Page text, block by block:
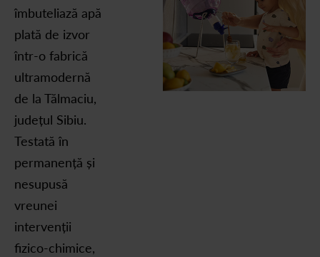
îmbuteliază apă
plată de izvor
într-o fabrică
ultramodernă
de la Tălmaciu,
județul Sibiu.
Testată în
permanență și
nesupusă
vreunei
intervenții
fizico-chimice,